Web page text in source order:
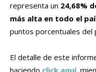
representa un 24,68%
más alta en todo el
puntos porcentuales del
El detalle de este